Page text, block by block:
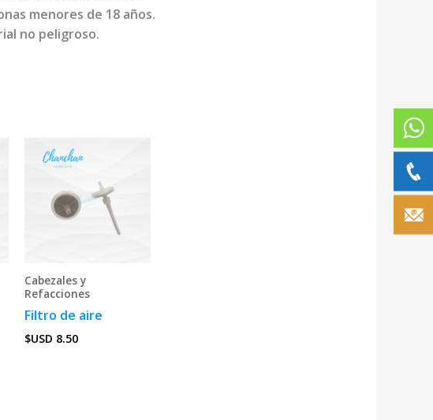
menores de 18 años.
no peligroso.
Cabezales y
Refacciones
Filtro de aire
$USD 8.50